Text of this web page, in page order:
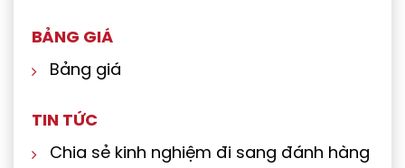
BẢNG GIÁ
Bảng giá
TIN TỨC
Chia sẻ kinh nghiệm đi sang đánh hàng